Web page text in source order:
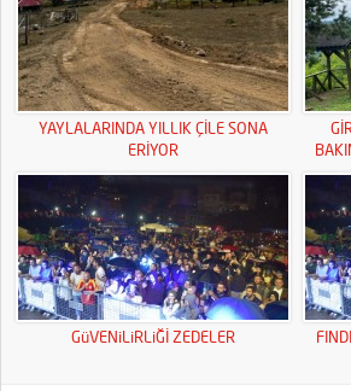
YAYLALARINDA YILLIK ÇİLE SONA
ERİYOR
GüVENiLiRLiĞİ ZEDELER